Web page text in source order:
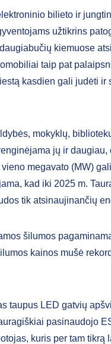
bilieto ir
užtikrins
kiemuose
taip pat
kasdien gali judėti ir
mokyklų,
jų ir
megavato (MW)
kad iki 2025 m.
tik atsinaujinančių
šilumos
kainos mušė
taupus LED gatvių
pasinaudojo
kuris per tam tikrą